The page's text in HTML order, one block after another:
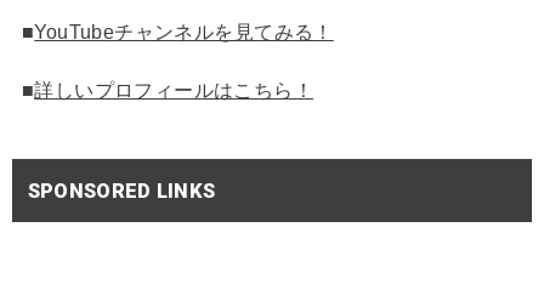
■YouTubeチャンネルを見てみる！
■詳しいプロフィールはこちら！
SPONSORED LINKS